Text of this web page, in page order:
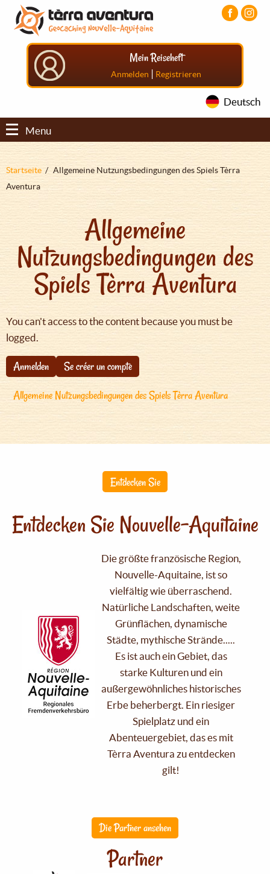
Direkt
zum
Inhalt
Aller
menu
principal
Aller
pied
Mein Reiseheft
Anmelden | Registrieren
Deutsch
Menu
Pfadnavigation
Startseite
Allgemeine Nutzungsbedingungen des Spiels Tèrra
Aventura
Allgemeine
Nutzungsbedingungen des
Spiels Tèrra Aventura
You can't access to the content because you must be
logged.
Anmelden
Se créer un compte
Allgemeine Nutzungsbedingungen des Spiels Tèrra Aventura
Entdecken Sie
Entdecken Sie Nouvelle-Aquitaine
Die größte französische Region,
Nouvelle-Aquitaine, ist so
vielfältig wie überraschend.
Natürliche Landschaften, weite
Grünflächen, dynamische
Städte, mythische Strände.....
Es ist auch ein Gebiet, das
starke Kulturen und ein
außergewöhnliches historisches
Erbe beherbergt. Ein riesiger
Spielplatz und ein
Abenteuergebiet, das es mit
Tèrra Aventura zu entdecken
gilt!
Die Partner ansehen
Partner